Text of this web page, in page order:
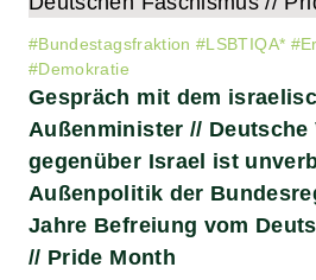
#Bundestagsfraktion #LSBTIQA* #
#Demokratie
Gespräch mit dem
Außenminister //
gegenüber Israel ist
Außenpolitik der
Jahre Befreiung vom
// Pride Month